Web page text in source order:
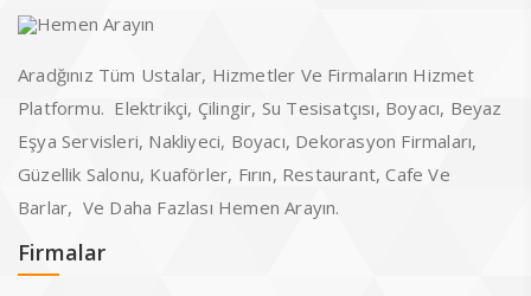
Aradğınız Tüm Ustalar, Hizmetler Ve Firmaların Hizmet
Platformu. Elektrikçi, Çilingir, Su Tesisatçısı, Boyacı, Beyaz
Eşya Servisleri, Nakliyeci, Boyacı, Dekorasyon Firmaları,
Güzellik Salonu, Kuaförler, Fırın, Restaurant, Cafe Ve
Barlar, Ve Daha Fazlası Hemen Arayın.
Firmalar